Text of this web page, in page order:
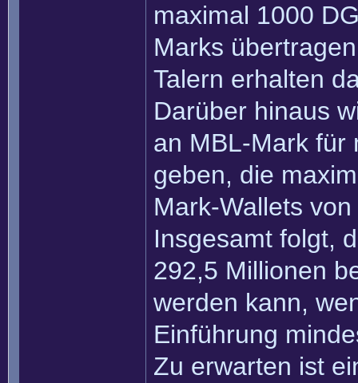
maximal 1000
Marks
Talern erhalten
Darüber hinaus
an MBL-Mark für
geben, die
Mark-Wallets
Insgesamt folgt,
292,5 Millionen
werden kann,
Einführung
Zu erwarten ist